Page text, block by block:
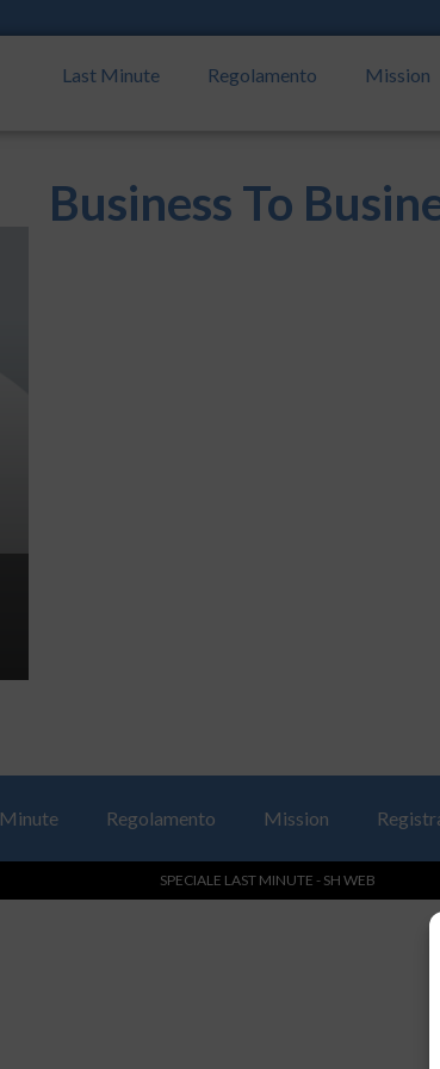
Last Minute Regolamento Mission
Business To
Regolamento Mission
SPECIALE LAST MINUTE - SH WEB